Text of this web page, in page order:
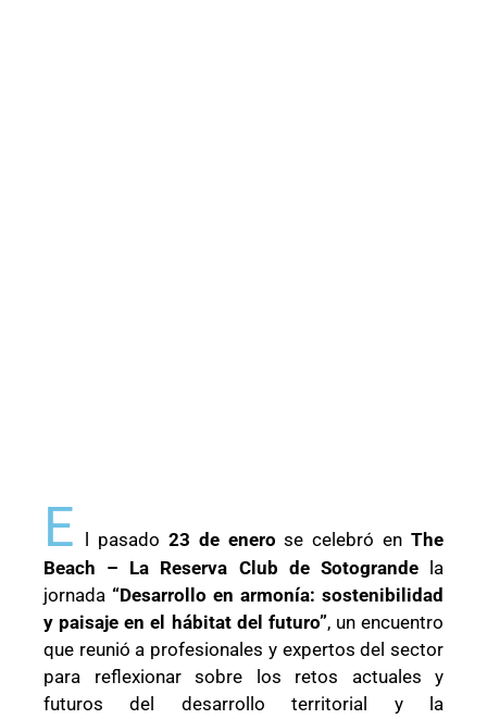
E l pasado 23 de enero se celebró en The
Beach – La Reserva Club de Sotograndela
jornada “Desarrollo en armonía: sostenibilidad
y paisaje en el hábitat del futuro”, un encuentro
que reunió a profesionales y expertos del sector
para reflexionar sobre los retos actuales y
futuros del desarrollo territorial y la